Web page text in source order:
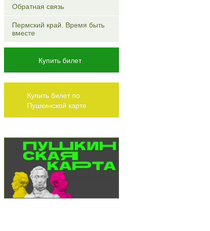
Обратная связь
Пермский край. Время быть
вместе
Купить билет
Купить билет по
Пушкинской карте